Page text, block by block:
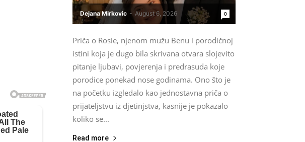
Dejana Mirkovic - August 6, 2026 0
Priča o Rosie, njenom mužu Benu i porodičnoj
istini koja je dugo bila skrivana otvara slojevito
pitanje ljubavi, povjerenja i predrasuda koje
porodice ponekad nose godinama. Ono što je
na početku izgledalo kao jednostavna priča o
prijateljstvu iz djetinjstva, kasnije je pokazalo
koliko se...
Read more